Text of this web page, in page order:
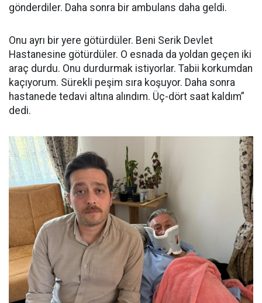
gönderdiler. Daha sonra bir ambulans daha geldi.
Onu ayrı bir yere götürdüler. Beni Serik Devlet
Hastanesine götürdüler. O esnada da yoldan geçen iki
araç durdu. Onu durdurmak istiyorlar. Tabii korkumdan
kaçıyorum. Sürekli peşim sıra koşuyor. Daha sonra
hastanede tedavi altına alındım. Üç-dört saat kaldım”
dedi.